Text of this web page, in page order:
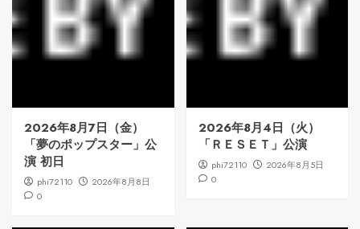
2026年8月7日（金）
「夢のポップスター」公
演 初日
phi72110
2026年8月8日
0
2026年8月4日（火）
「ＲＥＳＥＴ」公演
phi72110
2026年8月5日
0